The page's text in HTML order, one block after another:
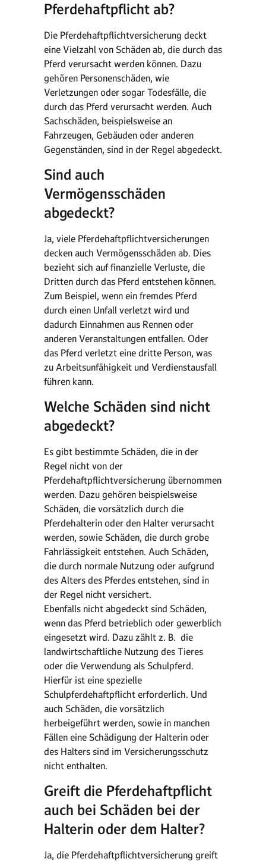
Pferdehaftpflicht ab?
Die Pferdehaftpflichtversicherung deckt
eine Vielzahl von Schäden ab, die durch das
Pferd verursacht werden können. Dazu
gehören Personenschäden, wie
Verletzungen oder sogar Todesfälle, die
durch das Pferd verursacht werden. Auch
Sachschäden, beispielsweise an
Fahrzeugen, Gebäuden oder anderen
Gegenständen, sind in der Regel abgedeckt.
Sind auch
Vermögensschäden
abgedeckt?
Ja, viele Pferdehaftpflichtversicherungen
decken auch Vermögensschäden ab. Dies
bezieht sich auf finanzielle Verluste, die
Dritten durch das Pferd entstehen können.
Zum Beispiel, wenn ein fremdes Pferd
durch einen Unfall verletzt wird und
dadurch Einnahmen aus Rennen oder
anderen Veranstaltungen entfallen. Oder
das Pferd verletzt eine dritte Person, was
zu Arbeitsunfähigkeit und Verdienstausfall
führen kann.
Welche Schäden sind nicht
abgedeckt?
Es gibt bestimmte Schäden, die in der
Regel nicht von der
Pferdehaftpflichtversicherung übernommen
werden. Dazu gehören beispielsweise
Schäden, die vorsätzlich durch die
Pferdehalterin oder den Halter verursacht
werden, sowie Schäden, die durch grobe
Fahrlässigkeit entstehen. Auch Schäden,
die durch normale Nutzung oder aufgrund
des Alters des Pferdes entstehen, sind in
der Regel nicht versichert.
Ebenfalls nicht abgedeckt sind Schäden,
wenn das Pferd betrieblich oder gewerblich
eingesetzt wird. Dazu zählt z. B. die
landwirtschaftliche Nutzung des Tieres
oder die Verwendung als Schulpferd.
Hierfür ist eine spezielle
Schulpferdehaftpflicht erforderlich. Und
auch Schäden, die vorsätzlich
herbeigeführt werden, sowie in manchen
Fällen eine Schädigung der Halterin oder
des Halters sind im Versicherungsschutz
nicht enthalten.
Greift die Pferdehaftpflicht
auch bei Schäden bei der
Halterin oder dem Halter?
Ja, die Pferdehaftpflichtversicherung greift